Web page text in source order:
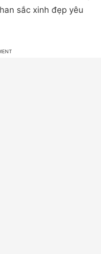
sắc xinh đẹp yêu